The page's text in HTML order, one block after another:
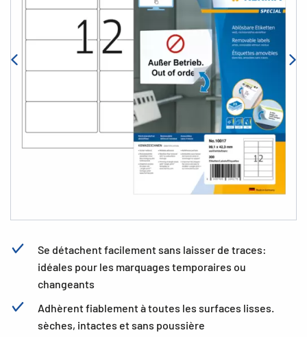
Se détachent facilement sans laisser de traces:
idéales pour les marquages temporaires ou
changeants
Adhèrent fiablement à toutes les surfaces lisses.
sèches, intactes et sans poussière